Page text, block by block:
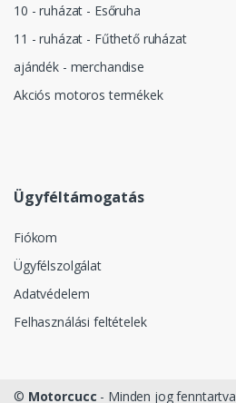
10 - ruházat - Esőruha
11 - ruházat - Fűthető ruházat
ajándék - merchandise
Akciós motoros termékek
Ügyféltámogatás
Fiókom
Ügyfélszolgálat
Adatvédelem
Felhasználási feltételek
© Motorcucc - Minden jog fenntartva